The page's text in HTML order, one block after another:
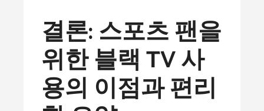
결론: 스포츠 팬을
위한 블랙 TV 사
용의 이점과 편리